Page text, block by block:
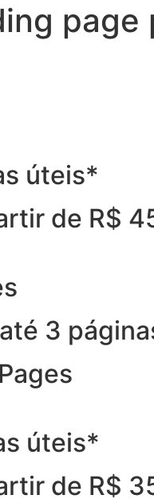
page
úteis*
de R$
3
úteis*
de R$